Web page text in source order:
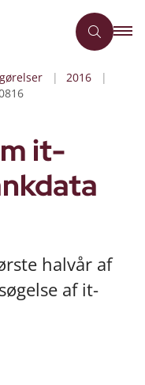
2016
it-
halvår af
af it-